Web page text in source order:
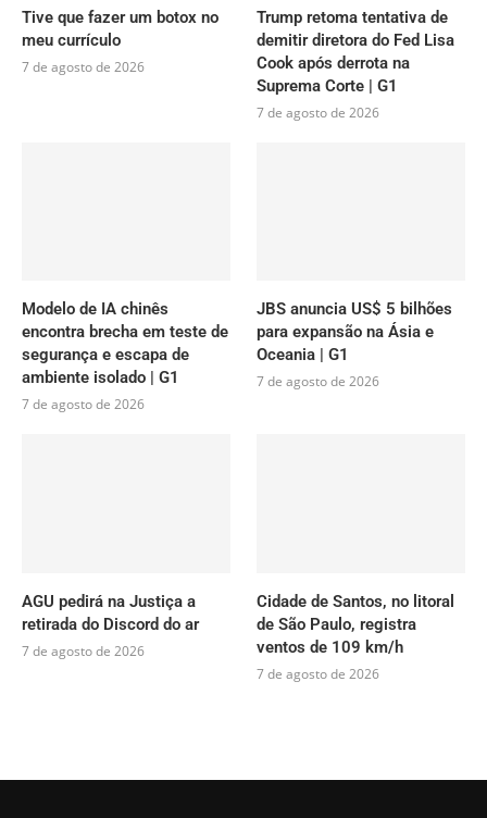
Tive que fazer um botox no
meu currículo
7 de agosto de 2026
Trump retoma tentativa de
demitir diretora do Fed Lisa
Cook após derrota na
Suprema Corte | G1
7 de agosto de 2026
Modelo de IA chinês
encontra brecha em teste de
segurança e escapa de
ambiente isolado | G1
7 de agosto de 2026
JBS anuncia US$ 5 bilhões
para expansão na Ásia e
Oceania | G1
7 de agosto de 2026
AGU pedirá na Justiça a
retirada do Discord do ar
7 de agosto de 2026
Cidade de Santos, no litoral
de São Paulo, registra
ventos de 109 km/h
7 de agosto de 2026